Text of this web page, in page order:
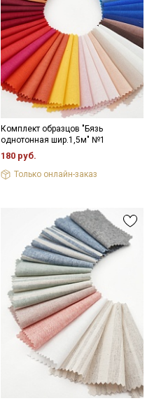
Комплект образцов "Бязь
однотонная шир.1,5м" №1
180 руб.
Только онлайн-заказ